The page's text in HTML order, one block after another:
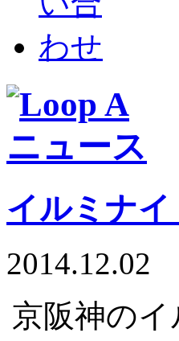
イルミナ
2014.12.02
京阪神の